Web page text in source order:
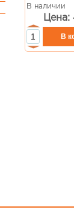
В наличии
Цена: